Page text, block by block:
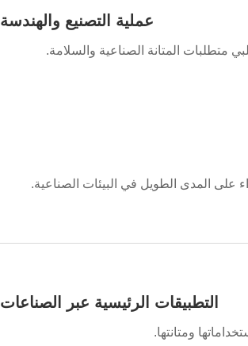
عملية التصنيع والهندسة
متطلبات المتانة الصناعية والسلامة.
على المدى الطويل في البيئات الصناعية.
التطبيقات الرئيسية عبر الصناعات
ومتانتها.